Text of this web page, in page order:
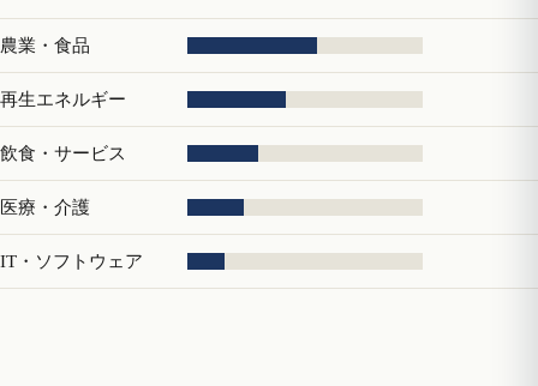
農業・食品
再生エネルギー
飲食・サービス
医療・介護
IT・ソフトウェア